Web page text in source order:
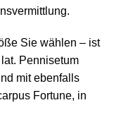
Sie wählen – ist
Pennisetum
mit ebenfalls
Fortune, in